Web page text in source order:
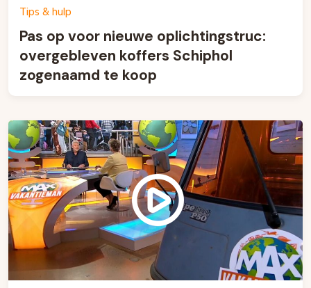
Tips & hulp
Pas op voor nieuwe oplichtingstruc:
overgebleven koffers Schiphol
zogenaamd te koop